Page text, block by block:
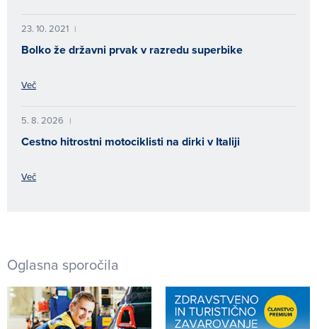
23. 10. 2021 |
Bolko že državni prvak v razredu superbike
Več
5. 8. 2026 |
Cestno hitrostni motociklisti na dirki v Italiji
Več
Oglasna sporočila